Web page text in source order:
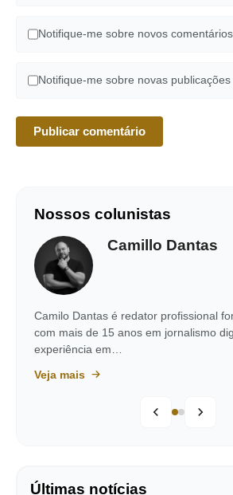
Notifique-me sobre novos
Notifique-me sobre novas
Nossos colunistas
Camillo Dantas
Camilo Dantas é redator profissional
com mais de 15 anos em jornalismo
experiência em…
Veja mais
Últimas notícias